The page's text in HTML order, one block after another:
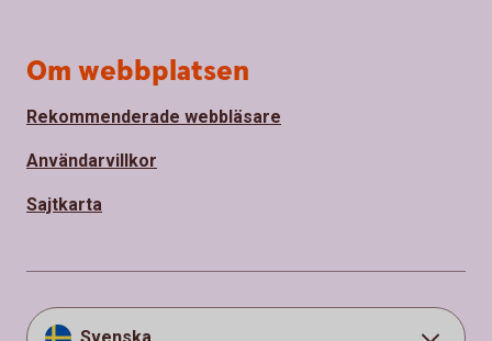
Om webbplatsen
Rekommenderade webbläsare
Användarvillkor
Sajtkarta